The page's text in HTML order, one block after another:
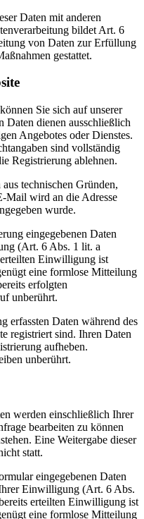
Daten mit anderen
bildet Art. 6
von Daten zur Erfüllung
gestattet.
Sie sich auf unserer
Daten dienen ausschließlich
Angebotes oder Dienstes.
sind vollständig
Registrierung ablehnen.
technischen Gründen,
Mail wird an die Adresse
wurde.
eingegebenen Daten
(Art. 6 Abs. 1 lit. a
Einwilligung ist
eine formlose Mitteilung
erfolgten
unberührt.
erfassten Daten während des
registriert sind. Ihren Daten
aufheben.
unberührt.
werden einschließlich Ihrer
bearbeiten zu können
Eine Weitergabe dieser
statt.
eingegebenen Daten
Einwilligung (Art. 6 Abs.
erteilten Einwilligung ist
eine formlose Mitteilung